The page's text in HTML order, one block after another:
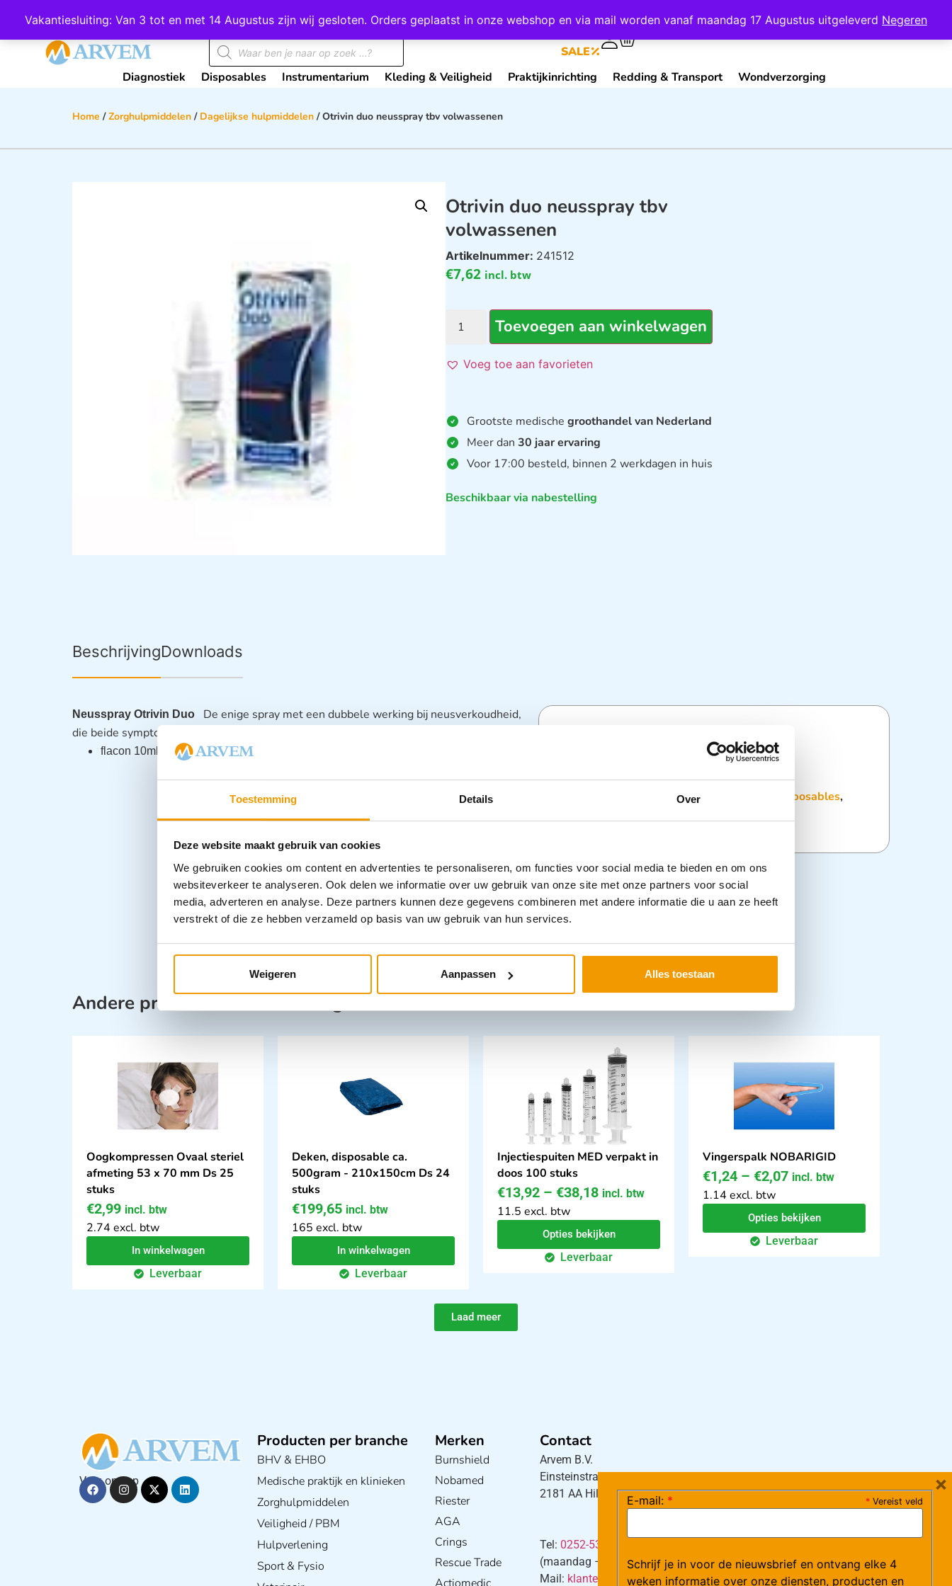
Toestemming Details Over
Deze website maakt gebruik van cookies
We gebruiken cookies om content en advertenties te personaliseren, om functies voor social media te bieden en om ons
websiteverkeer te analyseren. Ook delen we informatie over uw gebruik van onze site met onze partners voor social
media, adverteren en analyse. Deze partners kunnen deze gegevens combineren met andere informatie die u aan ze heeft
verstrekt of die ze hebben verzameld op basis van uw gebruik van hun services.
Weigeren Aanpassen Alles toestaan
Vakantiesluiting: Van 3 tot en met 14 Augustus zijn wij gesloten. Orders geplaatst in onze webshop en via mail worden vanaf maandag 17 Augustus uitgeleverd Negeren
Wij scoren een 4,8 op Google Mijn Account Contact
SALE
Diagnostiek Disposables Instrumentarium Kleding & Veiligheid Praktijkinrichting Redding & Transport Wondverzorging
Home /Zorghulpmiddelen / Dagelijkse hulpmiddelen / Otrivin duo neusspray tbv volwassenen
Otrivin duo neusspray tbv
volwassenen
Artikelnummer: 241512
€7,62 incl. btw
Toevoegen aan winkelwagen
Voeg toe aan favorieten
Grootste medischegroothandel van Nederland
Meer dan30 jaar ervaring
Voor 17:00 besteld, binnen 2 werkdagen in huis
Beschikbaar via nabestelling
BeschrijvingDownloads
Neusspray Otrivin Duo
De enige spray met een dubbele werking bij neusverkoudheid,
die beide symptomen aanpakt. Opent je verstopte neus en vermindert je loopneus.
flacon 10ml
Dagelijkse hulpmiddelen Disposables,
Andere producten in deze categorie:
Oogkompressen Ovaal steriel
afmeting 53 x 70 mm Ds 25
stuks
€2,99 incl. btw
2.74 excl. btw
In winkelwagen
Leverbaar
Deken, disposable ca.
500gram - 210x150cm Ds 24
stuks
€199,65 incl. btw
165 excl. btw
In winkelwagen
Leverbaar
Injectiespuiten MED verpakt in
doos 100 stuks
€13,92 – €38,18 incl. btw
11.5 excl. btw
Opties bekijken
Leverbaar
Vingerspalk NOBARIGID
€1,24 – €2,07 incl. btw
1.14 excl. btw
Opties bekijken
Leverbaar
Laad meer
Volg ons op
Producten per branche
BHV & EHBO
Medische praktijk en klinieken
Zorghulpmiddelen
Veiligheid / PBM
Hulpverlening
Sport & Fysio
Merken
Burnshield
Nobamed
Riester
AGA
Crings
Rescue Trade
Contact
Arvem B.V.
Einsteinstraat 5
2181 AA Hillegom
Tel: 0252-533256
(maandag – donderdag 08:30-17:15 uur / vrijdag 08:30-16:00 uur)
Mail: klantenservice@arvem.nl
* Vereist veld
E-mail: *
Schrijf je in voor de nieuwsbrief en ontvang elke 4
weken informatie over onze diensten, producten en
×